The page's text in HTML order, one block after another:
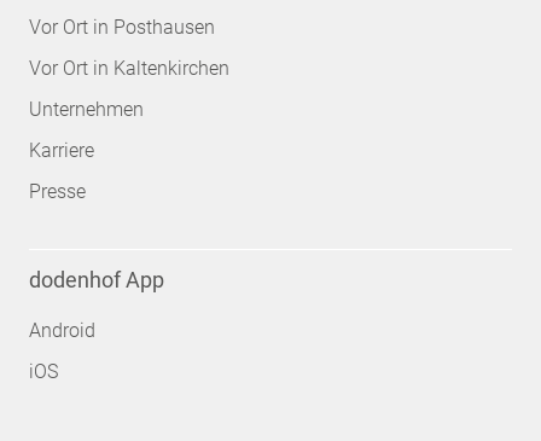
Vor Ort in Posthausen
Vor Ort in Kaltenkirchen
Unternehmen
Karriere
Presse
dodenhof App
Android
iOS